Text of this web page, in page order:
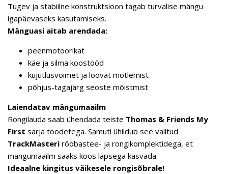
Tugev ja stabiilne konstruktsioon tagab turvalise mängu
igapäevaseks kasutamiseks.
Mänguasi aitab arendada:
peenmotoorikat
käe ja silma koostööd
kujutlusvõimet ja loovat mõtlemist
põhjus-tagajärg seoste mõistmist
Laiendatav mängumaailm
Rongilauda saab ühendada teiste Thomas & Friends My
First sarja toodetega. Samuti ühildub see valitud
TrackMasteri rööbastee- ja rongikomplektidega, et
mängumaailm saaks koos lapsega kasvada.
Ideaalne kingitus väikesele rongisõbrale!